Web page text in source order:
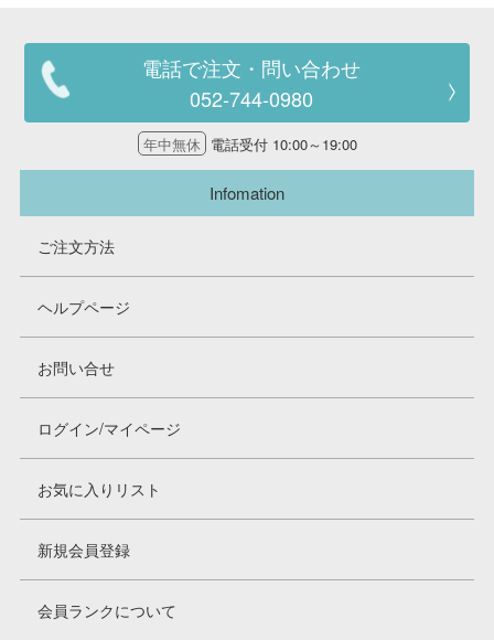
電話で注文・問い合わせ
052-744-0980
年中無休 電話受付 10:00～19:00
Infomation
ご注文方法
ヘルプページ
お問い合せ
ログイン/マイページ
お気に入りリスト
新規会員登録
会員ランクについて